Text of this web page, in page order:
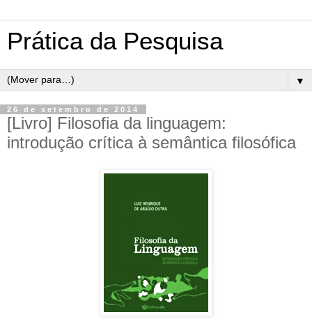
Prática da Pesquisa
▼
26 de setembro de 2014
[Livro] Filosofia da linguagem:
introdução crítica à semântica filosófica